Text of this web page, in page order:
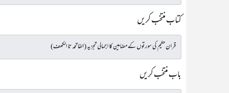
کتاب منتخب کریں
باب منتخب کریں